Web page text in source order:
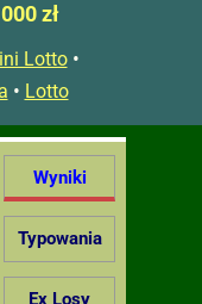
zł
Lotto•
• Lotto
Wyniki
Typowania
Ex Losy